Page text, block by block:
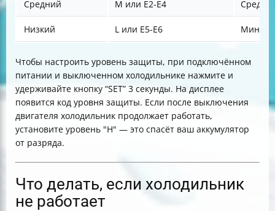
Средний M или E2-E4
Низкий L или E5-E6
Чтобы настроить уровень защиты, при подключённом
питании и выключенном холодильнике нажмите и
удерживайте кнопку “SET” 3 секунды. На дисплее
появится код уровня защиты. Если после выключения
двигателя холодильник продолжает работать,
установите уровень "H" — это спасёт ваш аккумулятор
от разряда.
Что делать, если холодильник
не работает